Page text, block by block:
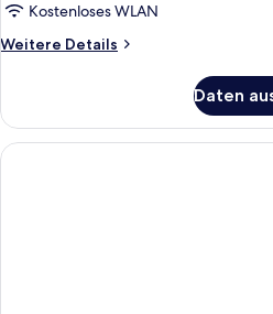
Kostenloses WLAN
Weitere Details
Weitere
Daten